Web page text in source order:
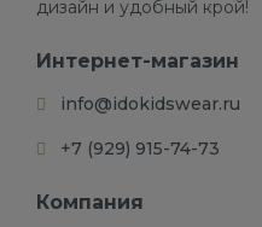
дизайн и удобный крой!
Интернет-магазин
info@idokidswear.ru
+7 (929) 915-74-73
Компания